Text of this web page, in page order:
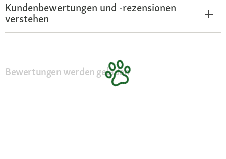
Kundenbewertungen und -rezensionen
verstehen
Bewertungen werden geladen